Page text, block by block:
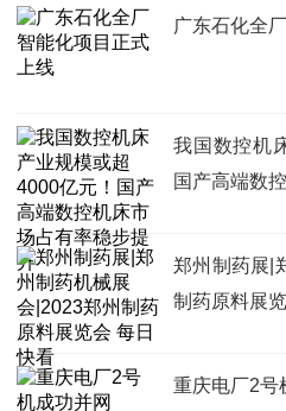
广东石化全
我国数控机
国产高端数
郑州制药展|
制药原料展
重庆电厂2号